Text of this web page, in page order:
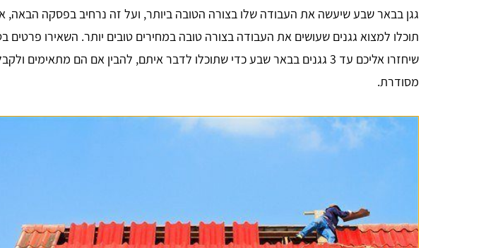
גגן בבאר שבע שיעשה את העבודה שלו בצורה הטובה ביותר, ועל זה נרחיב בפסקה
תוכלו למצוא גגנים שעושים את העבודה בצורה טובה במחירים טובים יותר. השאירו פרטים
שיחזרו אליכם עד 3 גגנים בבאר שבע כדי שתוכלו לדבר איתם, להבין אם הם מתאימים
מסודרת.